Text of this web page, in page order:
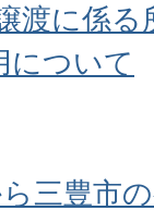
渡に係
について
三豊市